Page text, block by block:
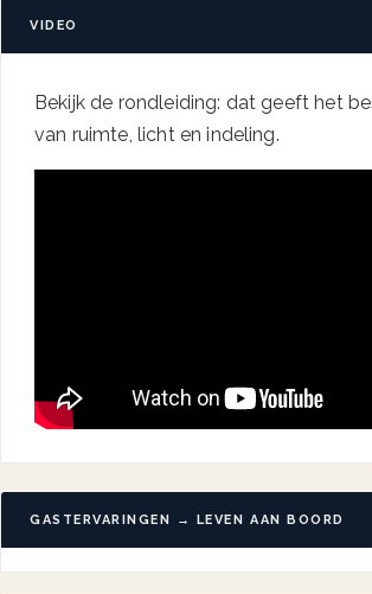
VIDEO
Bekijk de rondleiding: dat geeft het
van ruimte, licht en indeling.
GASTERVARINGEN → LEVEN AAN BOORD